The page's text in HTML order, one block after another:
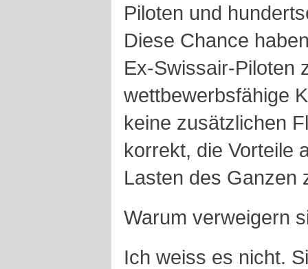
Piloten und
Diese Chance
Ex-Swissair-Piloten
wettbewerbsfähige
keine zusätzlichen
korrekt, die Vorteile
Lasten des Ganzen
Warum verweigern
Ich weiss es nicht.